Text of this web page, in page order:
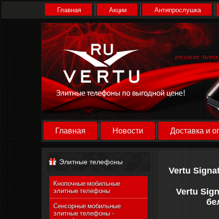
Главная Акции Антипрослушка
Главная Новости Доставка и
Элитные телефоны
Кнопочные мобильные
элитные телефоны
Сенсорные мобильные
элитные телефоны -
Vertu
Vertu